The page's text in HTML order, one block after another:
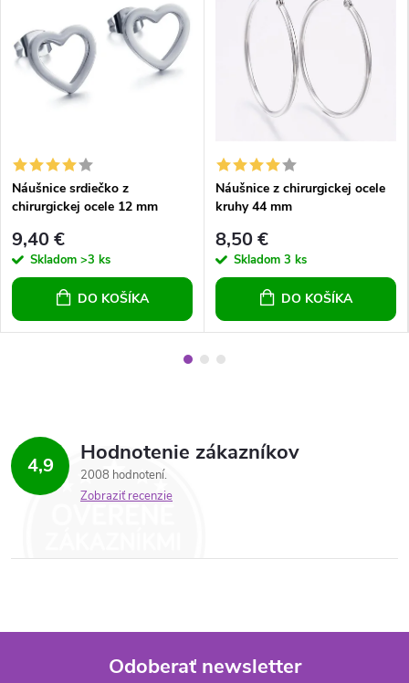
Náušnice srdiečko z
chirurgickej ocele 12 mm
9,40 €
Skladom >3 ks
DO KOŠÍKA
Náušnice z chirurgickej ocele
kruhy 44 mm
8,50 €
Skladom 3 ks
DO KOŠÍKA
4,9 Hodnotenie zákazníkov
2008 hodnotení
Zobraziť recenzie
Odoberať newsletter